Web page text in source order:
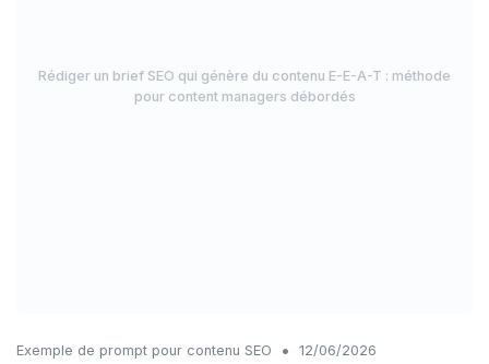
Rédiger un brief SEO qui génère du contenu E-E-A-T : méthode
pour content managers débordés
Exemple de prompt pour contenu SEO • 12/06/2026